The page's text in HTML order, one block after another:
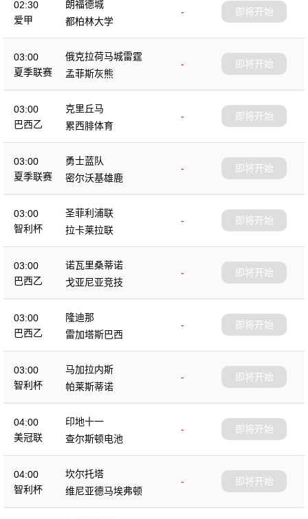
02:30
爱甲
朗福德城
-
都柏林大学
即将开始
03:00
夏季联赛
俄克拉荷马城雷霆
-
孟菲斯灰熊
即将开始
03:00
巴西乙
克里丘马
-
累西腓体育
即将开始
03:00
夏季联赛
勇士蓝队
-
密尔沃基雄鹿
即将开始
03:00
智利杯
圣菲利浦联
-
拉卡莱拉联
即将开始
03:00
巴西乙
诺瓦里桑蒂诺
-
戈亚尼亚竞技
即将开始
03:00
巴西乙
隆迪那
-
雷加塔斯巴西
即将开始
03:00
智利杯
马加拉内斯
-
帕莱斯蒂诺
即将开始
04:00
美冠联
印地十一
-
查尔斯顿电池
即将开始
04:00
智利杯
坎尔托塔
-
维尼亚德马埃弗顿
即将开始